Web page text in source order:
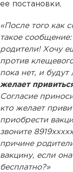
ее постановки.
«После того как
такое
родители! Хочу
против
пока нет, и будут
желает
Согласие
кто желает
приобрести
звоните
причине
вакцину, если
бесплатно?»